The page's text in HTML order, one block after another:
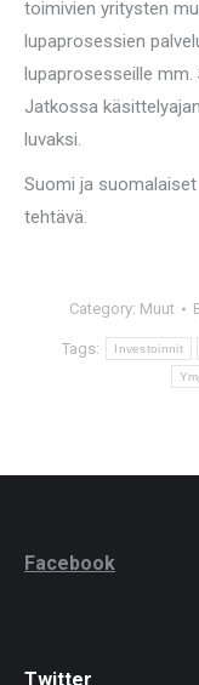
toimivien yritysten
lupaprosessien
lupaprosesseille
Jatkossa
luvaksi.
Suomi ja
tehtävä.
Category: Muut
Tags: Investoinnit
Facebook
Twitter